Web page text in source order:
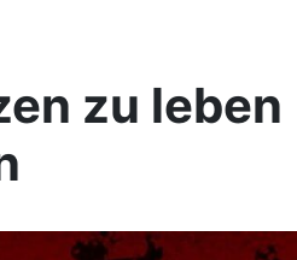
zu leben